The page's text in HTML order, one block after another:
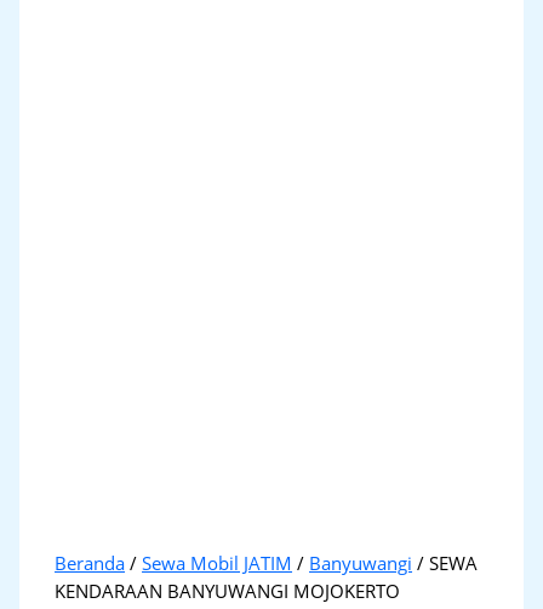
Beranda /Sewa Mobil JATIM / Banyuwangi / SEWA
KENDARAAN BANYUWANGI MOJOKERTO